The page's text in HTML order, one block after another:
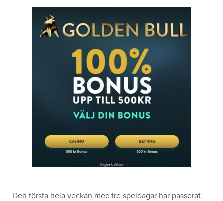
Den första hela veckan med tre speldagar har passerat,